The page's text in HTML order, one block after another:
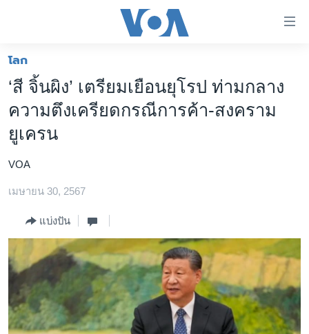
ต่อ
ข้าม
เนื้อหา
หลัก
ข้าม
ไป
หลัก
การ
ค้นหา
หน้าหลัก
โลก
เอเชีย
สหรัฐฯ
ไทย
ธุรกิจ
วิทยาศาสตร์
สังคมและสุขภาพ
ไลฟ์สไตล์
ตรวจสอบข่าว
เรียนรู้ภาษาอังกฤษ
โลก
‘สี จิ้นผิง’ เตรียมเยือนยุโรป ท่ามกลาง
ความตึงเครียดกรณีการค้า-สงคราม
ยูเครน
VOA
เมษายน 30, 2567
แบ่งปัน